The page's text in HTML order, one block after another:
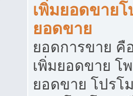
เพิ่มยอดขาย
ยอดขาย
ยอดการขาย คื
เพิ่มยอดขาย โ
ยอดขาย โปรโ